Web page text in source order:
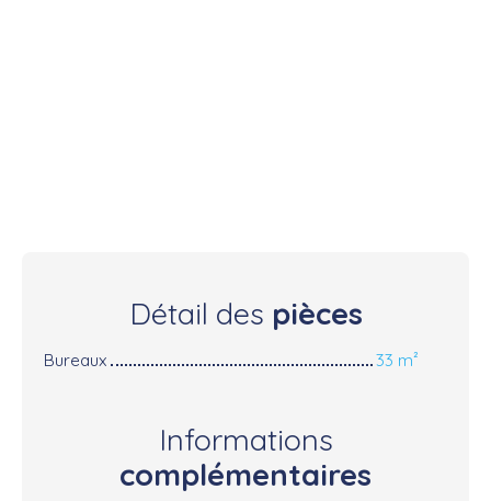
Détail des pièces
Bureaux 33 m²
Informations
complémentaires